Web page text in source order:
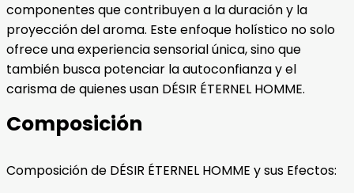
componentes que contribuyen a la duración y la
proyección del aroma. Este enfoque holístico no solo
ofrece una experiencia sensorial única, sino que
también busca potenciar la autoconfianza y el
carisma de quienes usan DÉSIR ÉTERNEL HOMME.
Composición
Composición de DÉSIR ÉTERNEL HOMME y sus Efectos: